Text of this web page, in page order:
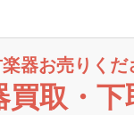
楽器お売りくだ
買取・下